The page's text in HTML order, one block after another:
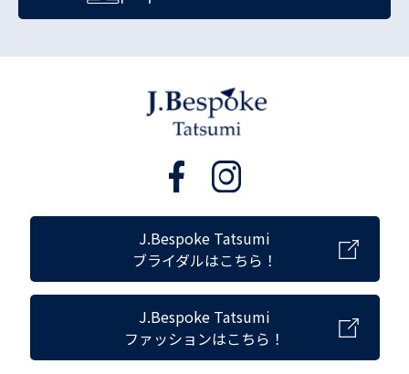
J.Bespoke Tatsumi
ブライダルはこちら！
J.Bespoke Tatsumi
ファッションはこちら！